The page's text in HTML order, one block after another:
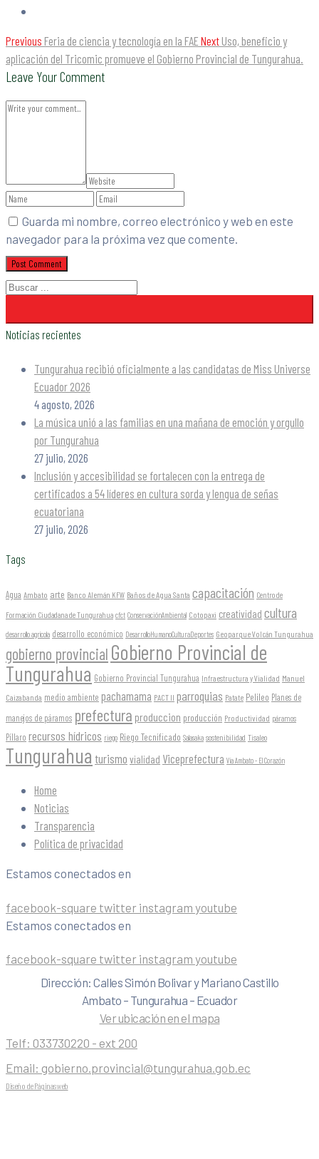
Previous Feria de ciencia y tecnología en la FAE Next Uso, beneficio y
aplicación del Tricomic promueve el Gobierno Provincial de Tungurahua.
Leave Your Comment
Guarda mi nombre, correo electrónico y web en este
navegador para la próxima vez que comente.
Noticias recientes
Tungurahua recibió oficialmente a las candidatas de Miss Universe
Ecuador 2026
4 agosto, 2026
La música unió a las familias en una mañana de emoción y orgullo
por Tungurahua
27 julio, 2026
Inclusión y accesibilidad se fortalecen con la entrega de
certificados a 54 líderes en cultura sorda y lengua de señas
ecuatoriana
27 julio, 2026
Tags
Agua Ambato arte Banco Alemán KFW Baños de Agua Santa capacitación Centro de
Formación Ciudadana de Tungurahua cfct ConservaciónAmbiental Cotopaxi creatividad cultura
desarrollo agrícola desarrollo económico DesarrolloHumanoCulturaDeportes Geoparque Volcán Tungurahua
gobierno provincial Gobierno Provincial de
Tungurahua Gobierno Provincial Tungurahua Infraestructura y Vialidad Manuel
Caizabanda medio ambiente pachamama PACT II parroquias Patate Pelileo Planes de
manejos de páramos prefectura produccion producción Productividad páramos
Píllaro recursos hídricos riego Riego Tecnificado Salasaka sostenibilidad Tisaleo
Tungurahua turismo vialidad Viceprefectura Vía Ambato - El Corazón
Home
Noticias
Transparencia
Política de privacidad
Estamos conectados en
facebook-square twitter instagram youtube
Estamos conectados en
facebook-square twitter instagram youtube
Dirección: Calles Simón Bolivar y Mariano Castillo
Ambato – Tungurahua – Ecuador
Ver ubicación en el mapa
Telf: 033730220 - ext 200
Email: gobierno.provincial@tungurahua.gob.ec
Diseño de Páginas web